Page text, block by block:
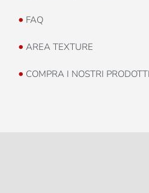
• FAQ
• AREA TEXTURE
• COMPRA I NOSTRI PRODOTTI